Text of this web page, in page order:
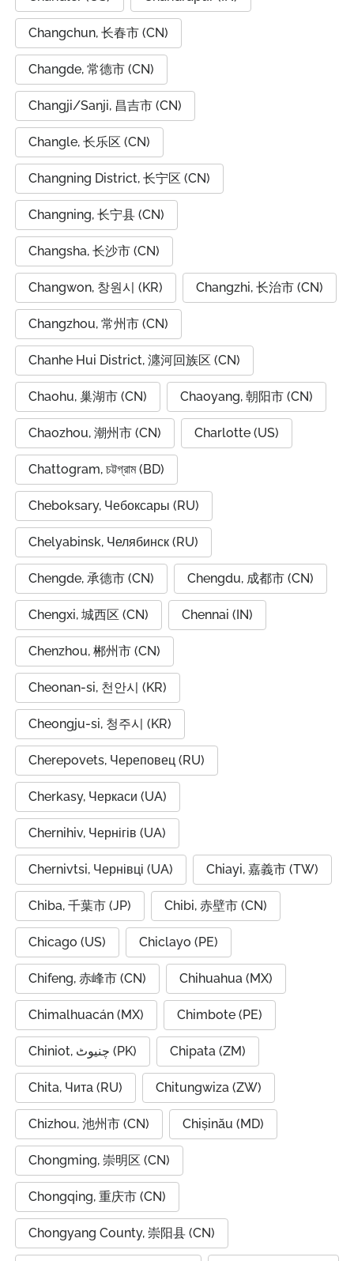
Changchun, 长春市 (CN)
Changde, 常德市 (CN)
Changji/Sanji, 昌吉市 (CN)
Changle, 长乐区 (CN)
Changning District, 长宁区 (CN)
Changning, 长宁县 (CN)
Changsha, 长沙市 (CN)
Changwon, 창원시 (KR) Changzhi, 长治市 (CN)
Changzhou, 常州市 (CN)
Chanhe Hui District, 瀍河回族区 (CN)
Chaohu, 巢湖市 (CN) Chaoyang, 朝阳市 (CN)
Chaozhou, 潮州市 (CN) Charlotte (US)
Chattogram, চট্টগ্রাম (BD)
Cheboksary, Чебоксары (RU)
Chelyabinsk, Челябинск (RU)
Chengde, 承德市 (CN) Chengdu, 成都市 (CN)
Chengxi, 城西区 (CN) Chennai (IN)
Chenzhou, 郴州市 (CN)
Cheonan-si, 천안시 (KR)
Cheongju-si, 청주시 (KR)
Cherepovets, Череповец (RU)
Cherkasy, Черкаси (UA)
Chernihiv, Чернігів (UA)
Chernivtsi, Чернівці (UA) Chiayi, 嘉義市 (TW)
Chiba, 千葉市 (JP) Chibi, 赤壁市 (CN)
Chicago (US) Chiclayo (PE)
Chifeng, 赤峰市 (CN) Chihuahua (MX)
Chimalhuacán (MX) Chimbote (PE)
Chiniot, چنیوٹ (PK) Chipata (ZM)
Chita, Чита (RU) Chitungwiza (ZW)
Chizhou, 池州市 (CN) Chișinău (MD)
Chongming, 崇明区 (CN)
Chongqing, 重庆市 (CN)
Chongyang County, 崇阳县 (CN)